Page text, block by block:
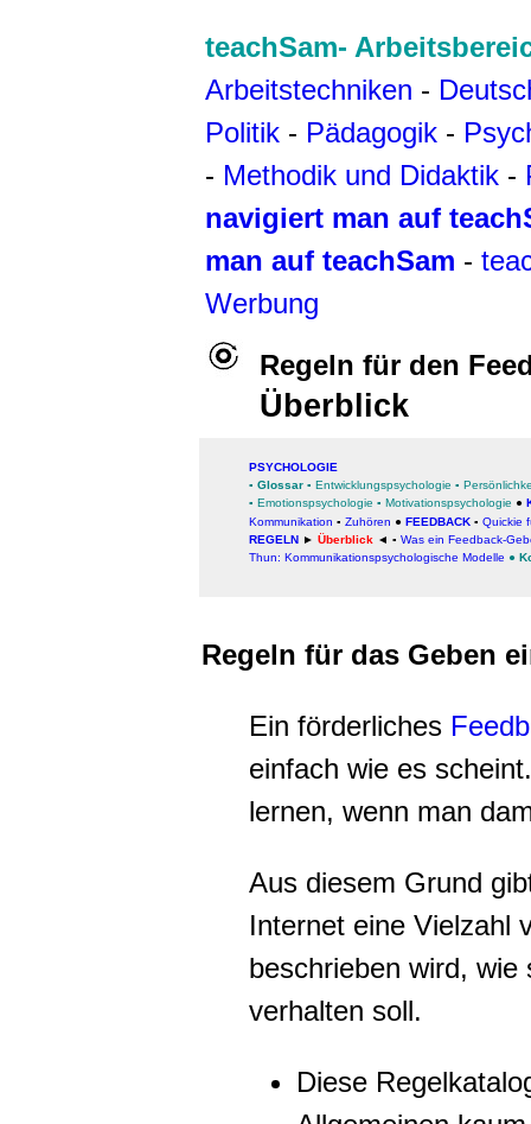
teachSam-
Arbeitstechniken -
Politik - Pädagogik -
- Methodik und Didaktik -
navigiert man auf
man auf teachSam -
Werbung
Regeln für den
Überblick
PSYCHOLOGIE
▪ Glossar ▪ Entwicklungspsychologie ▪
▪ Emotionspsychologie ▪ Motivationspsychologie ●
Kommunikation ▪ Zuhören ● FEEDBACK ▪ Quickie
REGELN ► Überblick ◄ ▪ Was ein Feedback-
Thun: Kommunikationspsychologische Modelle ●
Regeln für das Geben
Ein förderliches
einfach wie es
lernen, wenn man
Aus diesem Grund
Internet eine Vielzahl
beschrieben wird, wie
verhalten soll.
Diese